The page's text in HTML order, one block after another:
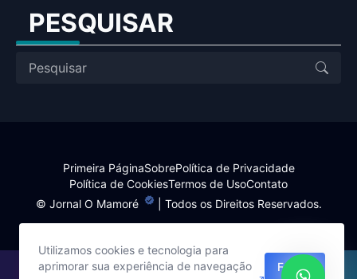
PESQUISAR
© Jornal O Mamoré | Todos os Direitos Reservados.
Primeira PáginaSobrePolítica de Privacidade
Política de CookiesTermos de UsoContato
Utilizamos cookies e tecnologia para
aprimorar sua experiência de navegação
Fechar
Site desenvolvido por: